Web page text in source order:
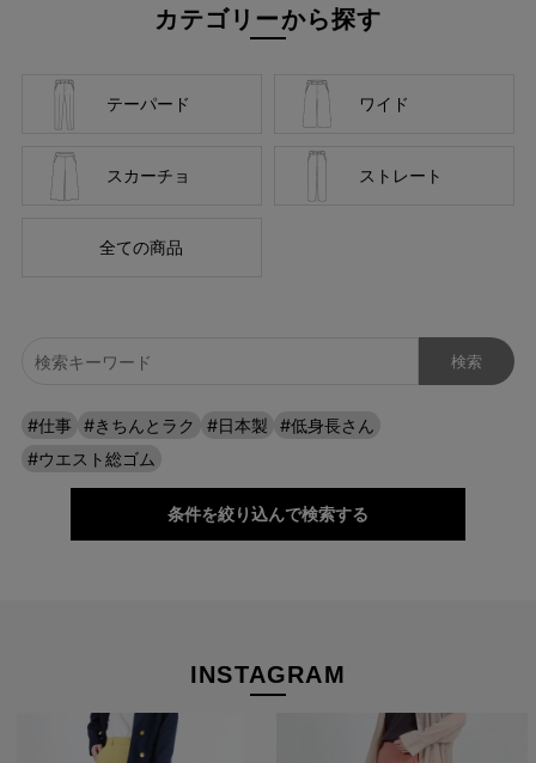
cafeからtabiまで、日常を上質に
人に向けて、オンラインショップ「CAFE TABi」は日常・非
日常と分けず、近所のカフェで過ごす日常も、ふらっと楽し
カテゴリーから探す
テーパード ワイド
スカーチョ ストレート
全ての商品
#仕事 #きちんとラク #日本製
#低身長さん
#ウエスト総ゴム
条件を絞り込んで検索する
INSTAGRAM